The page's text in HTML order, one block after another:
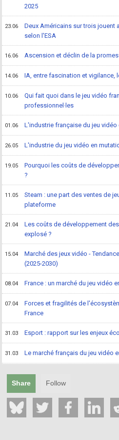
2025
23.06
Deux Américains sur trois jouent
selon l'ESA
16.06 Ascension et déclin de la
14.06 IA, entre fascination et vigilance,
10.06
Qui fait quoi dans le jeu vidéo
professionnel·les
01.06 L'industrie française du jeu
26.05 L'industrie du jeu vidéo en
19.05
Pourquoi les coûts de
?
11.05
Steam : une part des ventes de
plateforme
21.04
Les coûts de développement
explosé ?
15.04
Marché des jeux vidéo -
(2025-2030)
08.04 France : un marché du jeu vidéo
07.04
Forces et fragilités de
France
31.03 Esport : rapport sur les enjeux
31.03 Le marché français du jeu vidéo
Share Follow